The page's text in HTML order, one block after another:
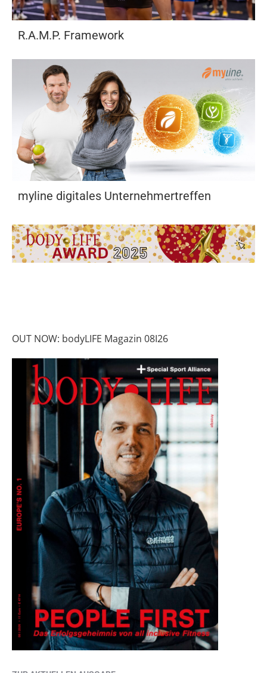
R.A.M.P. Framework
myline digitales Unternehmertreffen
OUT NOW: bodyLIFE Magazin 08I26